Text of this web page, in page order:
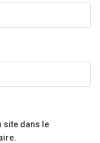
site dans le